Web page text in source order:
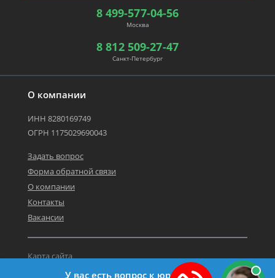
О компании
ИНН 8280169749
ОГРН 1175029690043
Задать вопрос
Форма обратной связи
О компании
Контакты
Вакансии
Карта сайта
Политика персональных данных
8 499-577-04-56
Москва
8 812 509-27-47
Санкт-Петербург
У вас есть вопрос к юристу?